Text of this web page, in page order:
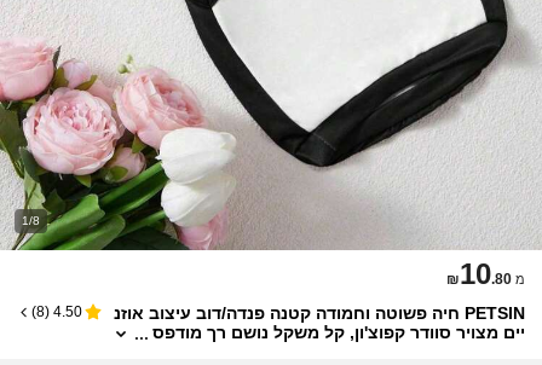
1/8
מ ₪10.80
PETSIN חיה פשוטה וחמודה קטנה פנדה/דוב עיצוב אוזנ
יים מצויר סוודר קפוצ'ון, קל משקל נושם רך מודפס
4.50
(
8
)